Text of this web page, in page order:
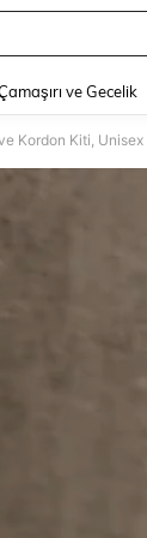
ve Gecelik